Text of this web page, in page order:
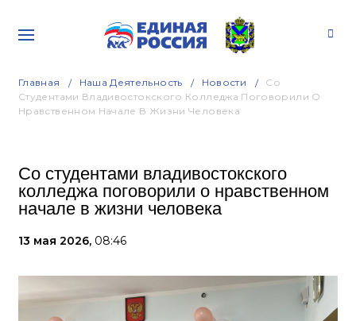
Главная Наша Деятельность Новости
Со
Студентами Владивостокского Колледжа Поговорили О
Нравственном Начале В Жизни Человека
Со студентами владивостокского
колледжа поговорили о нравственном
начале в жизни человека
13 мая 2026, 08:46